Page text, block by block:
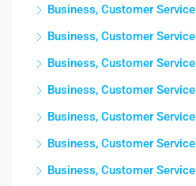
Business, Customer Service
Business, Customer Service
Business, Customer Service
Business, Customer Service
Business, Customer Service
Business, Customer Service
Business, Customer Service